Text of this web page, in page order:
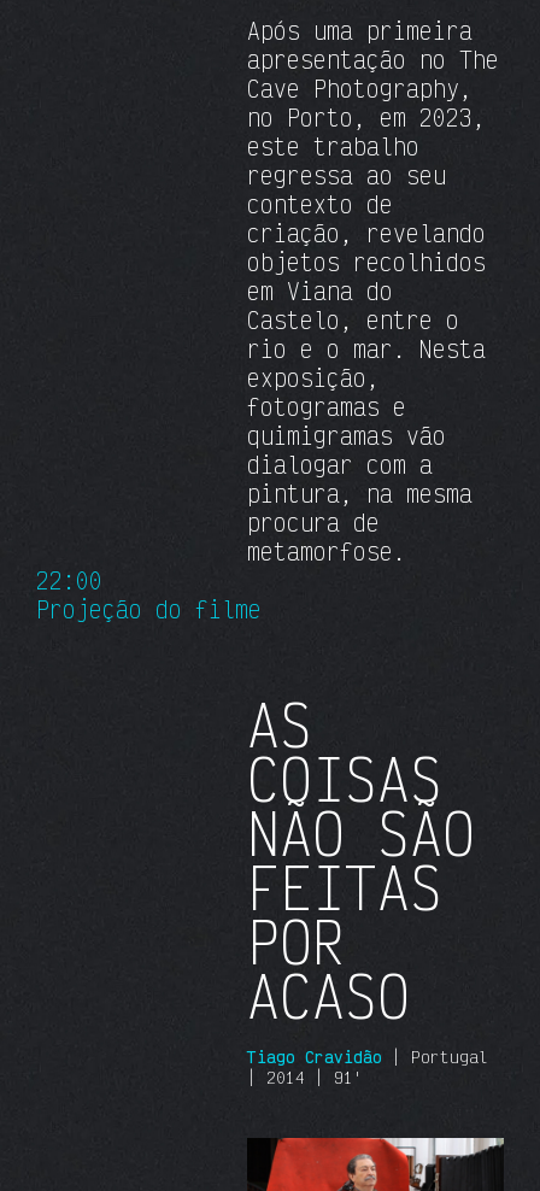
Após uma primeira
apresentação no The
Cave Photography,
no Porto, em 2023,
este trabalho
regressa ao seu
contexto de
criação, revelando
objetos recolhidos
em Viana do
Castelo, entre o
rio e o mar. Nesta
exposição,
fotogramas e
quimigramas vão
dialogar com a
pintura, na mesma
procura de
metamorfose.
22:00
Projeção do filme
AS
COISAS
NÃO SÃO
FEITAS
POR
ACASO
Tiago Cravidão | Portugal
| 2014 | 91'